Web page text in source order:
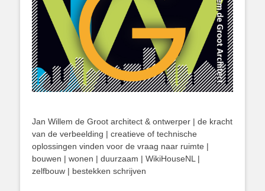
Jan Willem de Groot architect & ontwerper | de kracht
van de verbeelding | creatieve of technische
oplossingen vinden voor de vraag naar ruimte |
bouwen | wonen | duurzaam | WikiHouseNL |
zelfbouw | bestekken schrijven